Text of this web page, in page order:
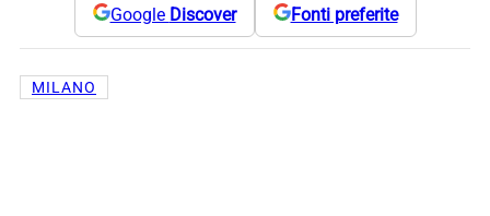
Google Discover Fonti preferite
MILANO